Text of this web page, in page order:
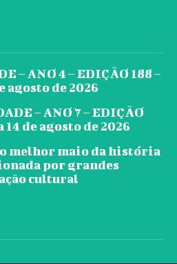
– ANO 4 – EDIÇÃO 188 –
agosto de 2026
– ANO 7 – EDIÇÃO
14 de agosto de 2026
melhor maio da história
por grandes
cultural